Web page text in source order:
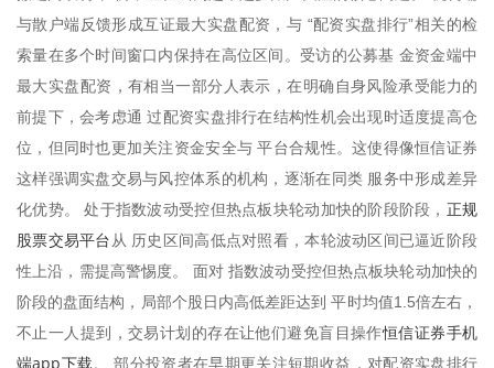
与散户端反馈形成互证最大实盘配资，与 “配资实盘排行”相关的检
索量在多个时间窗口内保持在高位区间。受访的公募基 金资金端中
最大实盘配资，有相当一部分人表示，在明确自身风险承受能力的
前提下，会考虑通 过配资实盘排行在结构性机会出现时适度提高仓
位，但同时也更加关注资金安全与 平台合规性。这使得像恒信证券
这样强调实盘交易与风控体系的机构，逐渐在同类 服务中形成差异
化优势。 处于指数波动受控但热点板块轮动加快的阶段阶段， 正规
股票交易平台从 历史区间高低点对照看，本轮波动区间已逼近阶段
性上沿，需提高警惕度。 面对 指数波动受控但热点板块轮动加快的
阶段的盘面结构，局部个股日内高低差距达到 平时均值1.5倍左右，
不止一人提到，交易计划的存在让他们避免盲目操作恒信证券手机
端app下载。 部分投资者在早期更关注短期收益，对配资实盘排行